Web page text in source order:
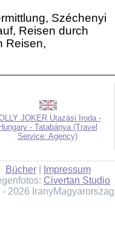
Széchenyi
Reisen durch
Reisen,
JOKER Utazási Iroda -
Hungary - Tatabánya (Travel
Service: Agency)
Bücher|
Impressum
Civertan Studio
2026